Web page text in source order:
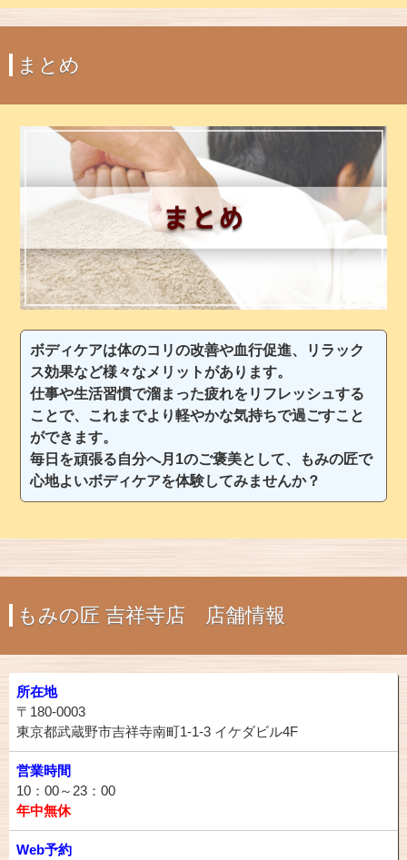
まとめ
ボディケアは体のコリの改善や血行促進、リラック
ス効果など様々なメリットがあります。
仕事や生活習慣で溜まった疲れをリフレッシュする
ことで、これまでより軽やかな気持ちで過ごすこと
ができます。
毎日を頑張る自分へ月1のご褒美として、もみの匠で
心地よいボディケアを体験してみませんか？
もみの匠 吉祥寺店 店舗情報
所在地
〒180-0003
東京都武蔵野市吉祥寺南町1-1-3 イケダビル4F
営業時間
10：00～23：00
年中無休
Web予約